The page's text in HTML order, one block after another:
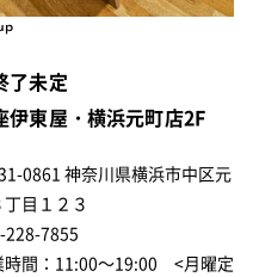
了未定
伊東屋・横浜元町店2F
0861 神奈川県横浜市中区元
丁目１２３
228-7855
時間：11:00～19:00 <月曜定